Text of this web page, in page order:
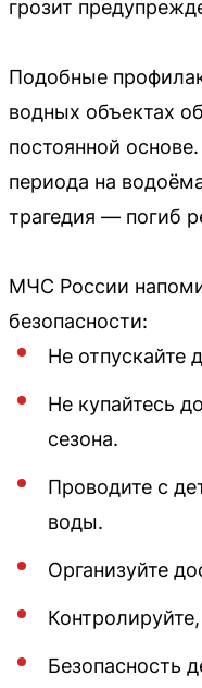
грозит
Подобные
водных объектах
постоянной
периода на
трагедия — погиб
МЧС России
безопасности:
Не отпускайте
Не купайтесь
сезона.
Проводите с
воды.
Организуйте
Безопасность